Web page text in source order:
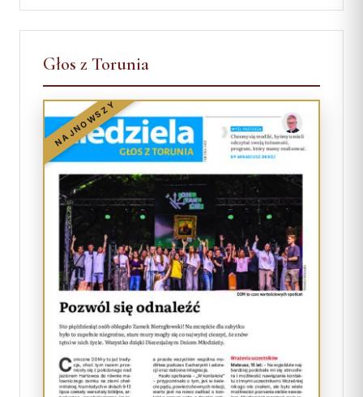
Głos z Torunia
NAJNOWSZY